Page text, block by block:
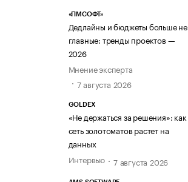
«ПМСОФТ»
Дедлайны и бюджеты больше не
главные: тренды проектов —
2026
Мнение эксперта
7 августа 2026
GOLDEX
«Не держаться за решения»: как
сеть золотоматов растет на
данных
Интервью
7 августа 2026